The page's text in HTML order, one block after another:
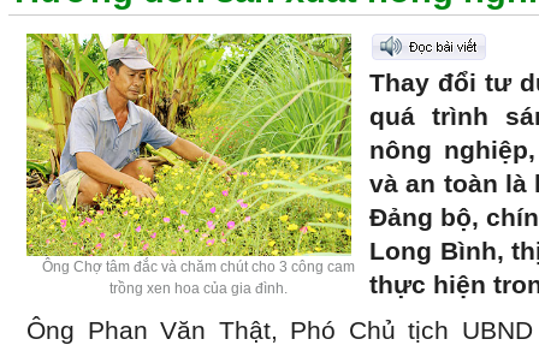
Ông Chợ tâm đắc và chăm chút cho 3 công cam
trồng xen hoa của gia đình.
Thay đổi tư
quá trình
nông
và an toàn
Đảng bộ,
Long Bình,
thực hiện
Ông Phan Văn Thật, Phó Chủ tịch